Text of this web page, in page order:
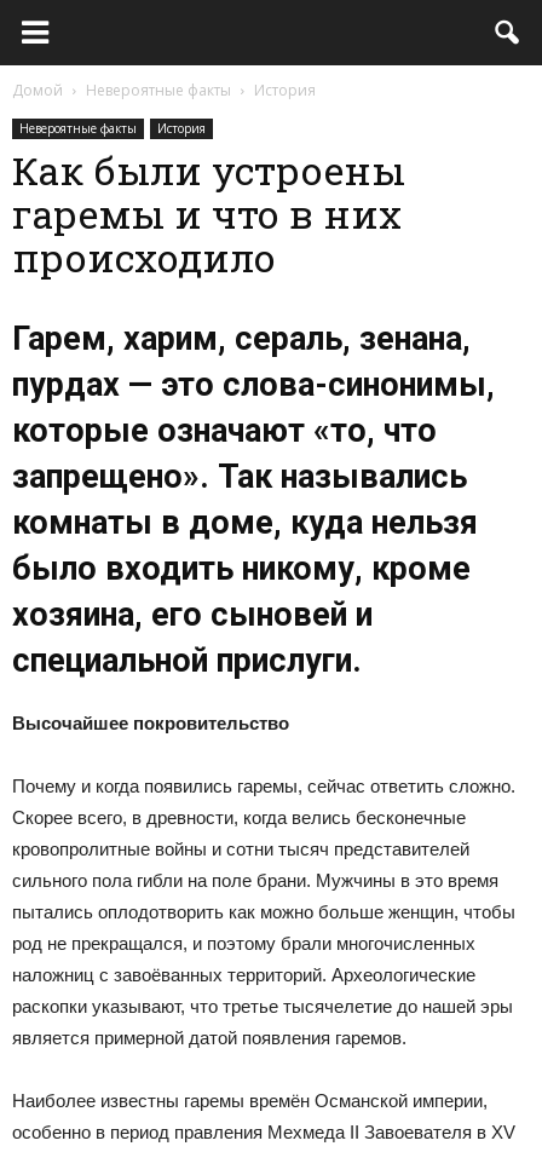
Домой Невероятные факты История
Невероятные факты История
Как были устроены
гаремы и что в них
происходило
Гарем, харим, сераль, зенана,
пурдах — это слова-синонимы,
которые означают «то, что
запрещено». Так назывались
комнаты в доме, куда нельзя
было входить никому, кроме
хозяина, его сыновей и
специальной прислуги.
Высочайшее покровительство
Почему и когда появились гаремы, сейчас ответить сложно.
Скорее всего, в древности, когда велись бесконечные
кровопролитные войны и сотни тысяч представителей
сильного пола гибли на поле брани. Мужчины в это время
пытались оплодотворить как можно больше женщин, чтобы
род не прекращался, и поэтому брали многочисленных
наложниц с завоёванных территорий. Археологические
раскопки указывают, что третье тысячелетие до нашей эры
является примерной датой появления гаремов.
Наиболее известны гаремы времён Османской империи,
особенно в период правления Мехмеда II Завоевателя в XV